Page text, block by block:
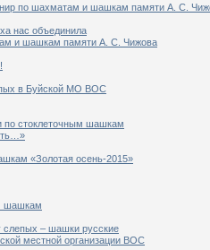
по шахматам и шашкам памяти А. С.
нас объединила
и шашкам памяти А. С. Чижова
в Буйской МО ВОС
по стоклеточным шашкам
«Золотая осень-2015»
шашкам
слепых – шашки русские
местной организации ВОС